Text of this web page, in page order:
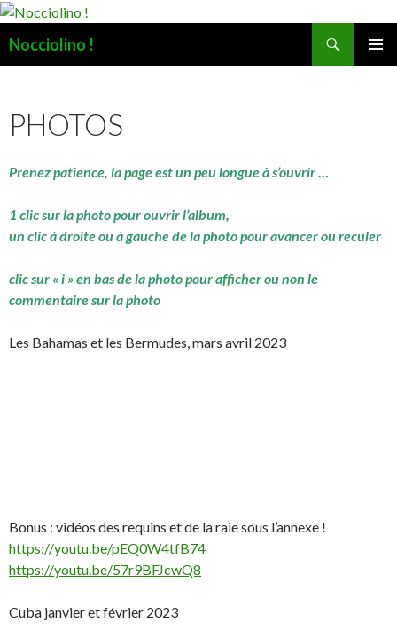
Nocciolino !
PHOTOS
Prenez patience, la page est un peu longue à s’ouvrir …
1 clic sur la photo pour ouvrir l’album,
un clic à droite ou à gauche de la photo pour avancer ou reculer
clic sur « i » en bas de la photo pour afficher ou non le
commentaire sur la photo
Les Bahamas et les Bermudes, mars avril 2023
Bonus : vidéos des requins et de la raie sous l’annexe !
https://youtu.be/pEQ0W4tfB74
https://youtu.be/57r9BFJcwQ8
Cuba janvier et février 2023